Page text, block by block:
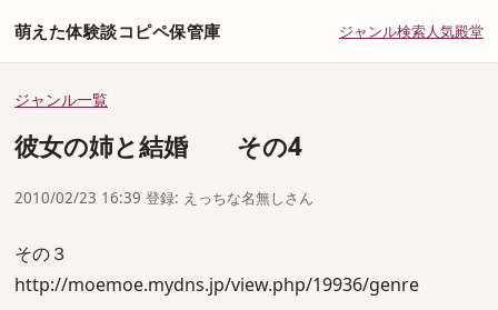
萌えた体験談コピペ保管庫 ジャンル検索人気殿堂
ジャンル一覧
彼女の姉と結婚 その4
2010/02/23 16:39 登録: えっちな名無しさん
その３
http://moemoe.mydns.jp/view.php/19936/genre